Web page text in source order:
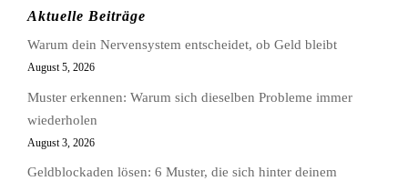
Aktuelle Beiträge
Warum dein Nervensystem entscheidet, ob Geld bleibt
August 5, 2026
Muster erkennen: Warum sich dieselben Probleme immer
wiederholen
August 3, 2026
Geldblockaden lösen: 6 Muster, die sich hinter deinem